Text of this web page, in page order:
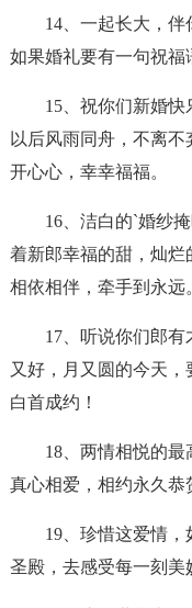
14、一起长大，伴
如果婚礼要有一句祝福
15、祝你们新婚
以后风雨同舟，不离
开心心，幸幸福福。
16、洁白的`婚纱
着新郎幸福的甜，灿
相依相伴，牵手到永远
17、听说你们郎
又好，月又圆的今天，
白首成约！
18、两情相悦的
真心相爱，相约永久恭
19、珍惜这爱情
圣殿，去感受每一刻美